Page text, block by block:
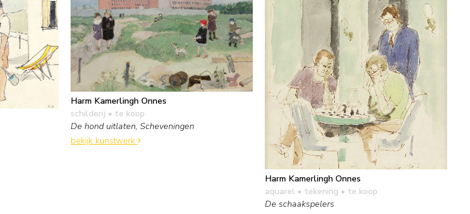
Harm Kamerlingh Onnes
schilderij • te koop
De hond uitlaten, Scheveningen
bekijk kunstwerk
Harm Kamerlingh Onnes
aquarel • tekening • te koop
De schaakspelers